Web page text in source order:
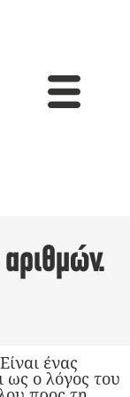
ένας
ως ο λόγος του